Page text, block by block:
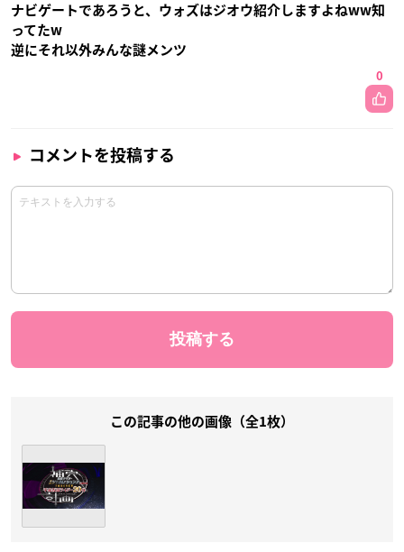
ナビゲートであろうと、ウォズはジオウ紹介しますよねww知
ってたw
逆にそれ以外みんな謎メンツ
0
コメントを投稿する
この記事の他の画像（全1枚）